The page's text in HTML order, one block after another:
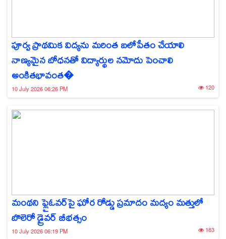
పూర్వ ప్రాథమిక విద్యను మరింత బలోపేతం చేయాలి
నాణ్యమైన బోధనతో విద్యార్థుల నమోదు పెంచాలి
అంకితభావంత�
10 July 2026 06:26 PM 120
మంథని ఫ్లైఓవర్‌పై ఘోర రోడ్డు ప్రమాదం మద్యం మత్తులో
బొలెరో డ్రైవర్ బీభత్సం
10 July 2026 06:19 PM 183